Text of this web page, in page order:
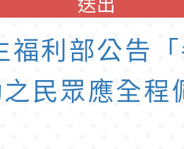
食農教育專
」，歡迎已
員資格者報
-桃園市桃
學年度「
甄選
送出
福利部公告
民眾應全程